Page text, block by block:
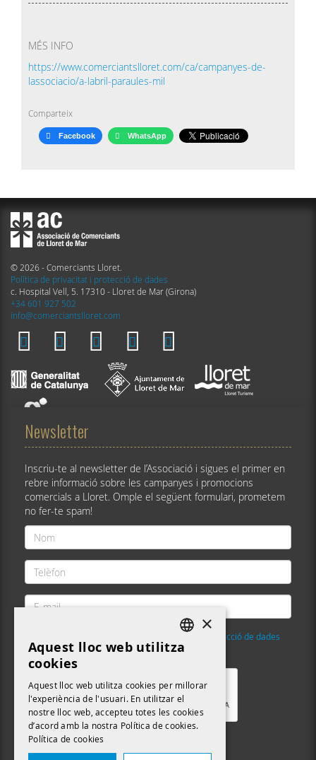
MÉS INFO
https://www.comerciantslloret.com/ca/campanyes-de-
lassociacio/a-labril-paraules-mil
Comparteix
Facebook WhatsApp
© 2026 - Comerciants Lloret.
Política de privacitat i protecció de dades
c. Hospital Vell, 5. 17310 - Lloret de Mar (Girona)
+34 601 927 502
info@comerciantslloret.com
Newsletter
Inscriu-te al newsletter de l’Associació i sigues el primer en
rebre informació sobre les campanyes i promocions
comercials a Lloret. Omple el següent formulari, prometem
no fer-te spam!
Nom
*
Telèfon
*
E-
Política de privacitat i protecció de dades
Validació
Enviar
DEFAULT LANGUAGE
×
Aquest lloc web utilitza
cookies
Aquest lloc web utilitza cookies per millorar
l'experiència de l'usuari. En utilitzar el
nostre lloc web, accepteu totes les cookies
d’acord amb la nostra Política de cookies.
Política de cookies